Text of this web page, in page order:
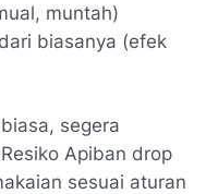
muntah)
biasanya (efek
segera
Apiban drop
sesuai aturan